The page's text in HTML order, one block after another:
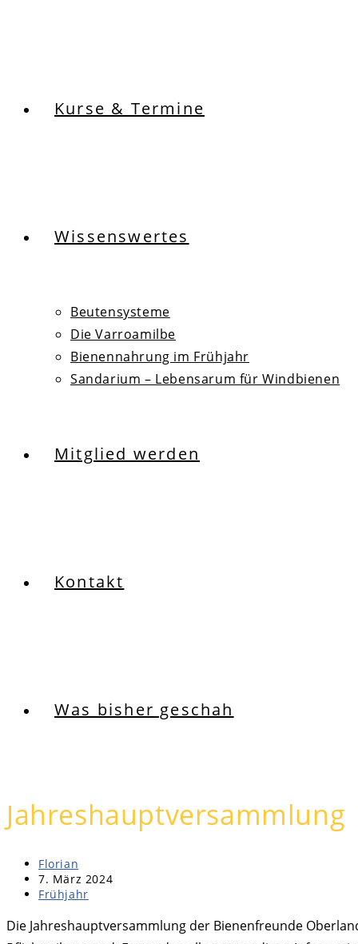
Kurse & Termine
Wissenswertes
Beutensysteme
Die Varroamilbe
Bienennahrung im Frühjahr
Sandarium – Lebensarum für Windbienen
Mitglied werden
Kontakt
Was bisher geschah
Jahreshauptversammlung
Beitrags-
Autor:
Florian
Beitrag
veröffentlicht:
7. März 2024
Beitrags-
Frühjahr
Die Jahreshauptversammlung der Bienenfreunde